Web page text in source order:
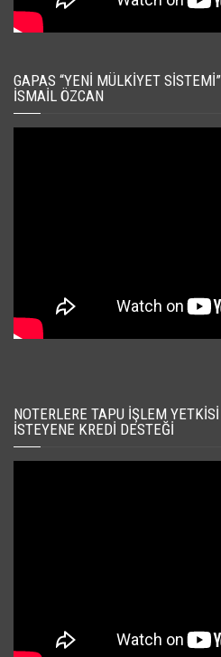
GAPAS “YENI MÜLKIYET
İSMAIL ÖZCAN
NOTERLERE TAPU İŞLEM
İSTEYENE KREDI DESTEĞI